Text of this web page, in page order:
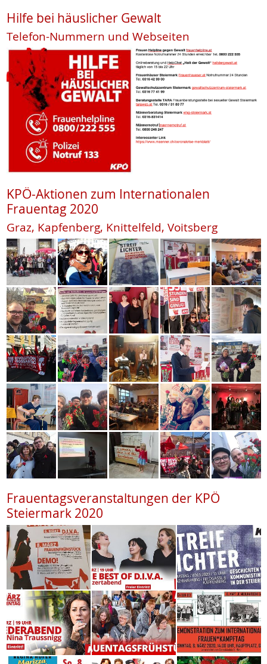
Hilfe bei häuslicher Gewalt
Telefon-Nummern und Webseiten
KPÖ-Aktionen zum Internationalen
Frauentag 2020
Graz, Kapfenberg, Knittelfeld, Voitsberg
Frauentagsveranstaltungen der KPÖ
Steiermark 2020